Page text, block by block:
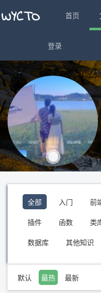
首页
登录
全部 入门 前
插件
函数 类
数据库
其他知识
默认 最热 最新